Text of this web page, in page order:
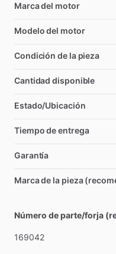
Marca del motor
Modelo del motor
Condición de la pieza
Cantidad disponible
Estado/Ubicación
Tiempo de entrega
Garantía
Marca de la pieza
Número de parte/forja
169042